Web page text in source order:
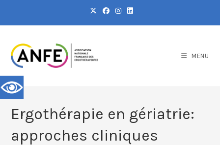
MENU
Ergothérapie en gériatrie:
approches cliniques